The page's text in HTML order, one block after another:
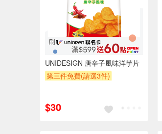
UNIDESIGN 唐辛子風味洋芋片
第三件免費(請選3件)
$30